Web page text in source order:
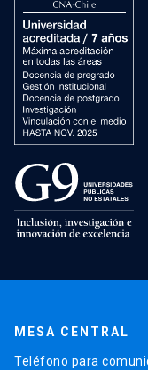
MESA CENTRAL
Teléfono para